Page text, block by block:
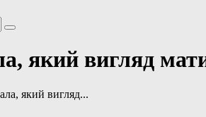
який вигляд
який вигляд...